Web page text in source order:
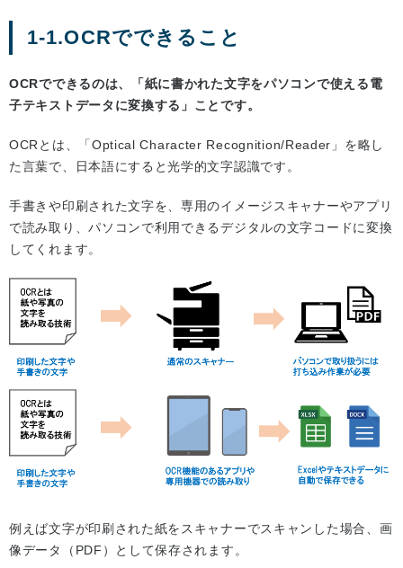
1-1.OCRでできること
OCRでできるのは、「紙に書かれた文字をパソコンで使える電
子テキストデータに変換する」ことです。
OCRとは、「Optical Character Recognition/Reader」を略し
た言葉で、日本語にすると光学的文字認識です。
手書きや印刷された文字を、専用のイメージスキャナーやアプリ
で読み取り、パソコンで利用できるデジタルの文字コードに変換
してくれます。
例えば文字が印刷された紙をスキャナーでスキャンした場合、画
像データ（PDF）として保存されます。